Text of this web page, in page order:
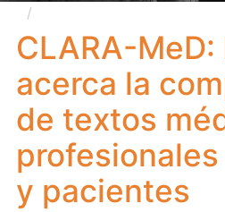
textos médicos a
CLARA-MeD:
acerca la
de textos
y pacientes